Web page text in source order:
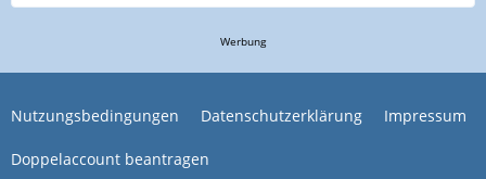
Werbung
Nutzungsbedingungen Datenschutzerklärung Impressum
Doppelaccount beantragen